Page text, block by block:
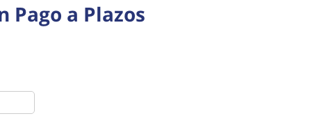
Pago a Plazos